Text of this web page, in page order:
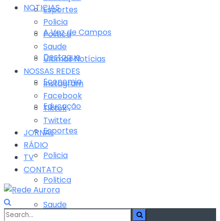
NOTICIAS
A Voz de Campos
Destaque
Economia
Educação
Esportes
Policia
Politica
Saude
Esportes
Policia
Politica
Saude
Últimas Notícias
NOSSAS REDES
Instagram
Facebook
Tiktok
Twitter
JORNAL
RÁDIO
TV
CONTATO